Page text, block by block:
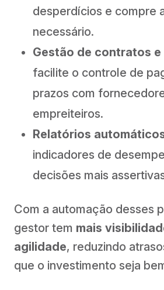
desperdícios e compre
necessário.
Gestão de contratos e
facilite o controle de
prazos com
empreiteiros.
Relatórios
indicadores de
decisões mais
Com a automação desses
gestor tem mais
agilidade, reduzindo
que o investimento seja